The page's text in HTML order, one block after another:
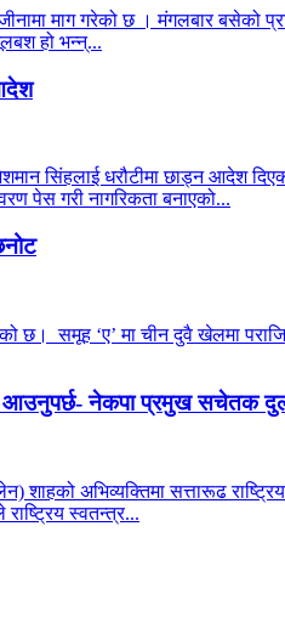
माग गरेको छ । मंगलबार बसेको
हो भन्न्...
सिंहलाई धरौटीमा छाड्न आदेश
पेस गरी नागरिकता बनाएको...
समूह ‘ए’ मा चीन दुवै खेलमा
आउनुपर्छ- नेकपा प्रमुख सचेतक
शाहको अभिव्यक्तिमा सत्तारूढ
स्वतन्त्र...